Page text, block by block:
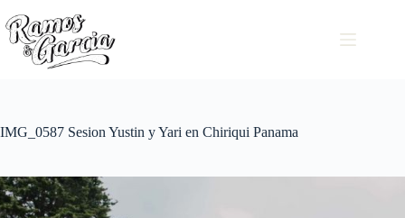
IMG_0587 Sesion Yustin y Yari en Chiriqui Panama